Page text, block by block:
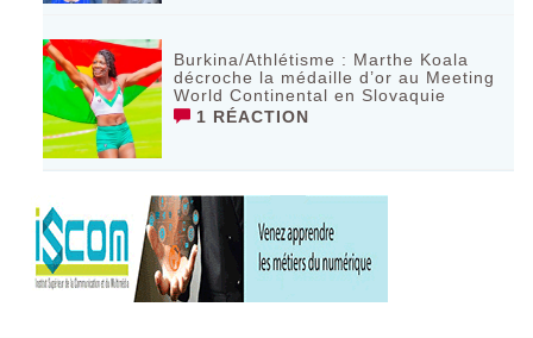
Burkina/Athlétisme : Marthe Koala
décroche la médaille d’or au Meeting
World Continental en Slovaquie ‎
1 RÉACTION